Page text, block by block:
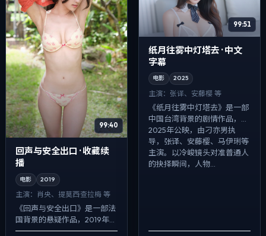
99:40
回声与安全出口 · 收藏续
播
电影 2019
主演： 肖央、提莫西·查拉梅 等
《回声与安全出口》是一部法
国背景的悬疑作品，2019年公
映，由陈凯歌执导，肖央、提
99:51
纸月往雾中灯塔去 · 中文
字幕
电影 2025
主演： 张译、安藤樱 等
《纸月往雾中灯塔去》是一部
中国台湾背景的剧情作品，
2025年公映，由刁亦男执
导，张译、安藤樱、马伊琍等
主演。以冷峻镜头对准普通人
的抉择瞬间，人物...